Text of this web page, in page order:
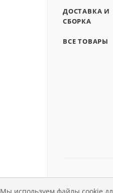
ДОСТАВКА И
СБОРКА
ВСЕ ТОВАРЫ